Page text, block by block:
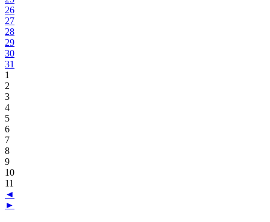
26
27
28
29
30
31
1
2
3
4
5
6
7
8
9
10
11
◄
►